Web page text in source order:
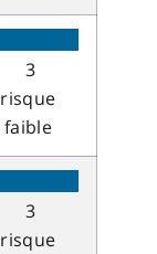
3
risque
faible
3
risque